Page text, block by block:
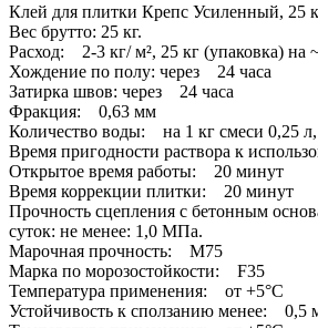
Клей для плитки Крепс Усиленный, 25
Вес брутто: 25 кг.
Расход: 2-3 кг/ м², 25 кг (упаковка) на
Хождение по полу: через 24 часа
Затирка швов: через 24 часа
Фракция: 0,63 мм
Количество воды: на 1 кг смеси 0,25 л,
Время пригодности раствора к
Открытое время работы: 20 минут
Время коррекции плитки: 20 минут
Прочность сцепления с бетонным
суток: не менее: 1,0 МПа.
Марочная прочность: М75
Марка по морозостойкости: F35
Температура применения: от +5°С
Устойчивость к сползанию менее: 0,5